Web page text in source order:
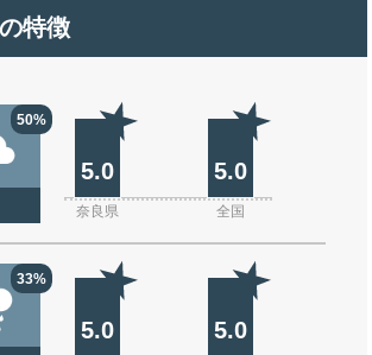
特徴
50%
5.0 5.0
奈良県 全国
33%
5.0 5.0